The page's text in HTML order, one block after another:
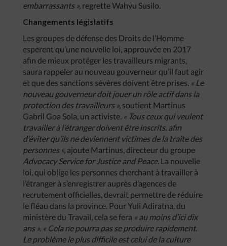
embarrassants », regrette Wahyu Susilo.
Changements législatifs
Les groupes de défense des Droits de l’Homme
espèrent qu’une nouvelle loi, approuvée en 2017
afin de mieux protéger les travailleurs migrants,
saura rappeler au nouveau gouverneur qu’il faut agir
et que des sanctions sévères doivent être prises. « Le
nouveau gouverneur doit jouer un rôle actif dans la
protection des travailleurs », soutient Martinus
Gabril Goa Sola, un activiste. « Tous ceux qui veulent
travailler à l’étranger doivent être inscrits, afin
d’éviter qu’ils ne deviennent victimes de la traite des
personnes », ajoute Martinus, directeur du groupe
Advocacy Service for Justice and Peace. La nouvelle
loi, qui oblige les personnes cherchant à travailler à
l’étranger à s’enregistrer auprès d’agences de
recrutement officielles, devrait permettre de réduire
le fléau dans la province. Pour Yuli Adiratna, du
ministère du Travail, cela se fera « au moins d’ici dix
ans ». « Cela ne pourra pas se produire rapidement.
Le problème le plus difficile est celui de la culture